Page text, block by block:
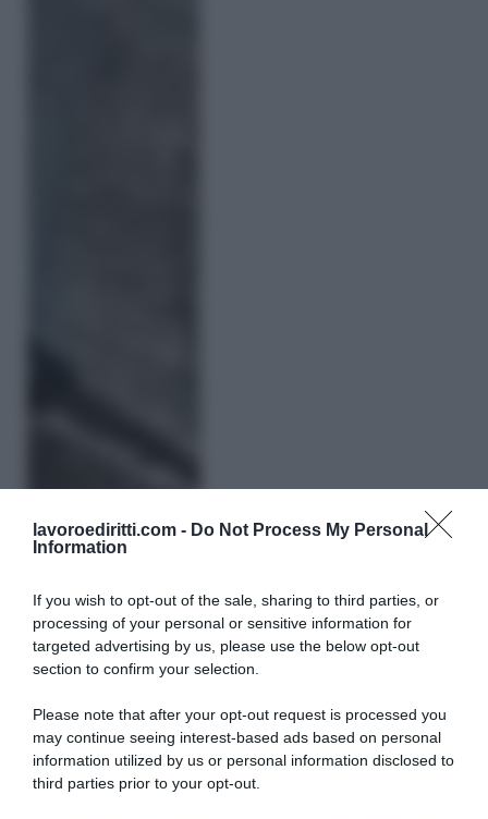
lavoroediritti.com - Do Not Process My Personal
Information
If you wish to opt-out of the sale, sharing to third parties, or
processing of your personal or sensitive information for
targeted advertising by us, please use the below opt-out
section to confirm your selection.
Please note that after your opt-out request is processed you
may continue seeing interest-based ads based on personal
information utilized by us or personal information disclosed to
third parties prior to your opt-out.